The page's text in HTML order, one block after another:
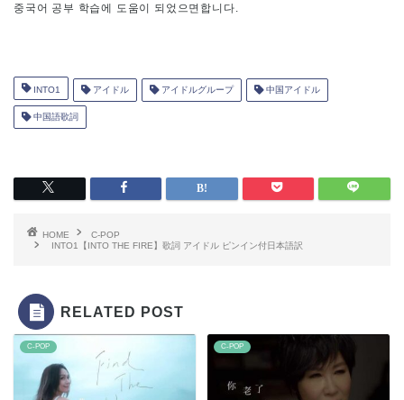
중국어 공부 학습에 도움이 되었으면합니다.
INTO1 アイドル アイドルグループ 中国アイドル
中国語歌詞
HOME
C-POP
INTO1【INTO THE FIRE】歌詞 アイドル ピンイン付日本語訳
RELATED POST
C-POP C-POP